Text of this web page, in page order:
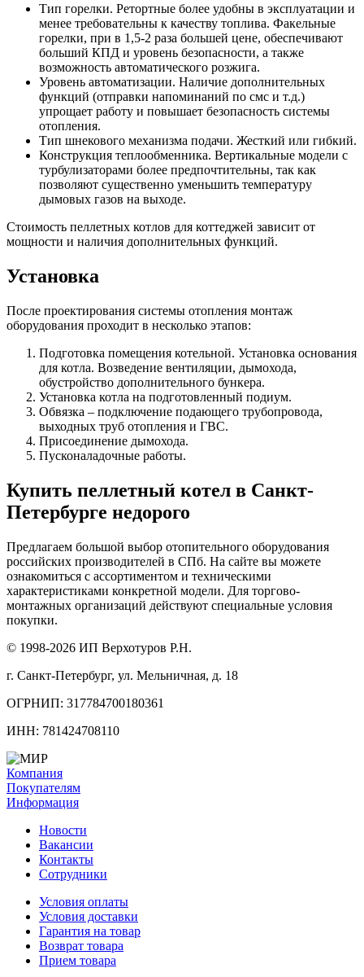
Тип горелки. Ретортные более удобны в эксплуатации и
менее требовательны к качеству топлива. Факельные
горелки, при в 1,5-2 раза большей цене, обеспечивают
больший КПД и уровень безопасности, а также
возможность автоматического розжига.
Уровень автоматизации. Наличие дополнительных
функций (отправки напоминаний по смс и т.д.)
упрощает работу и повышает безопасность системы
отопления.
Тип шнекового механизма подачи. Жесткий или гибкий.
Конструкция теплообменника. Вертикальные модели с
турбулизаторами более предпочтительны, так как
позволяют существенно уменьшить температуру
дымовых газов на выходе.
Стоимость пеллетных котлов для коттеджей зависит от
мощности и наличия дополнительных функций.
Установка
После проектирования системы отопления монтаж
оборудования проходит в несколько этапов:
Подготовка помещения котельной. Установка основания
для котла. Возведение вентиляции, дымохода,
обустройство дополнительного бункера.
Установка котла на подготовленный подиум.
Обвязка – подключение подающего трубопровода,
выходных труб отопления и ГВС.
Присоединение дымохода.
Пусконаладочные работы.
Купить пеллетный котел в Санкт-
Петербурге недорого
Предлагаем большой выбор отопительного оборудования
российских производителей в СПб. На сайте вы можете
ознакомиться с ассортиментом и техническими
характеристиками конкретной модели. Для торгово-
монтажных организаций действуют специальные условия
покупки.
© 1998-2026 ИП Верхотуров Р.Н.
г. Санкт-Петербург, ул. Мельничная, д. 18
ОГРНИП: 317784700180361
ИНН: 781424708110
Компания
Покупателям
Информация
Новости
Вакансии
Контакты
Сотрудники
Условия оплаты
Условия доставки
Гарантия на товар
Возврат товара
Прием товара